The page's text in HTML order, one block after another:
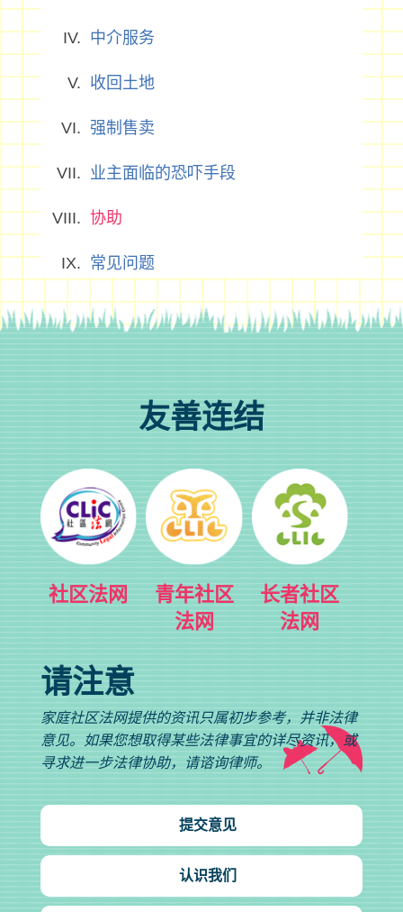
中介服务
收回土地
强制售卖
业主面临的恐吓手段
协助
常见问题
友善连结
社区法网
青年社区
法网
长者社区
法网
请注意
家庭社区法网提供的资讯只属初步参考，并非法律
意见。如果您想取得某些法律事宜的详尽资讯，或
寻求进一步法律协助，请谘询律师。
提交意见
认识我们